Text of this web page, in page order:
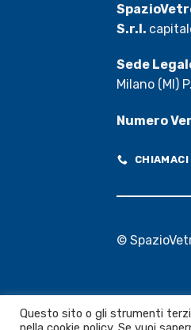
S.r.l.
Sede
Milano (MI)
Numero
CHIAMACI
©
Questo sito o gli strumenti